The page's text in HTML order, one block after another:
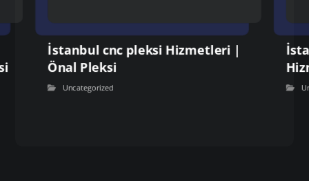
İstanbul cnc pleksi Hizmetleri |
Önal Pleksi
Uncategorized